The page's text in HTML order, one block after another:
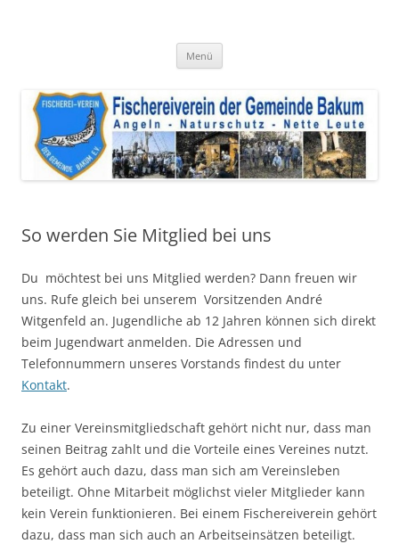
Bakum e.V.
Menü
So werden Sie Mitglied bei uns
Du möchtest bei uns Mitglied werden? Dann freuen wir
uns. Rufe gleich bei unserem Vorsitzenden André
Witgenfeld an. Jugendliche ab 12 Jahren können sich direkt
beim Jugendwart anmelden. Die Adressen und
Telefonnummern unseres Vorstands findest du unter
Kontakt.
Zu einer Vereinsmitgliedschaft gehört nicht nur, dass man
seinen Beitrag zahlt und die Vorteile eines Vereines nutzt.
Es gehört auch dazu, dass man sich am Vereinsleben
beteiligt. Ohne Mitarbeit möglichst vieler Mitglieder kann
kein Verein funktionieren. Bei einem Fischereiverein gehört
dazu, dass man sich auch an Arbeitseinsätzen beteiligt.